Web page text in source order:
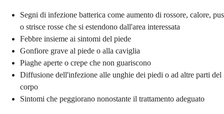
Segni di infezione batterica come aumento di rossore, calore, pus
o strisce rosse che si estendono dall'area interessata
Febbre insieme ai sintomi del piede
Gonfiore grave al piede o alla caviglia
Piaghe aperte o crepe che non guariscono
Diffusione dell'infezione alle unghie dei piedi o ad altre parti del
corpo
Sintomi che peggiorano nonostante il trattamento adeguato